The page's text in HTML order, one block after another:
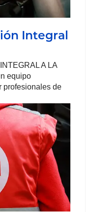
Integral
A LA
equipo
profesionales de